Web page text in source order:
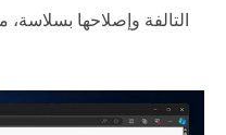
التالفة وإصلاحها بسلاسة،